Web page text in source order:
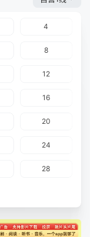
4
8
12
16
20
24
28